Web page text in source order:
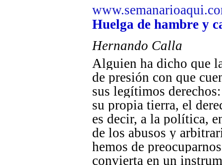
Huelga de hambre y
Hernando Calla
Alguien ha dicho que
de presión con que
sus legítimos
su propia tierra, el
es decir, a la política,
de los abusos y
hemos de
convierta en un